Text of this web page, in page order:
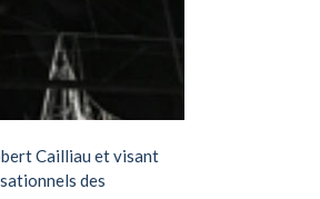
Cailliau et visant
des